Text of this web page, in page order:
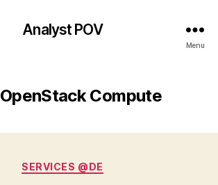
Analyst POV
Menu
OpenStack Compute
Categories
SERVICES @DE